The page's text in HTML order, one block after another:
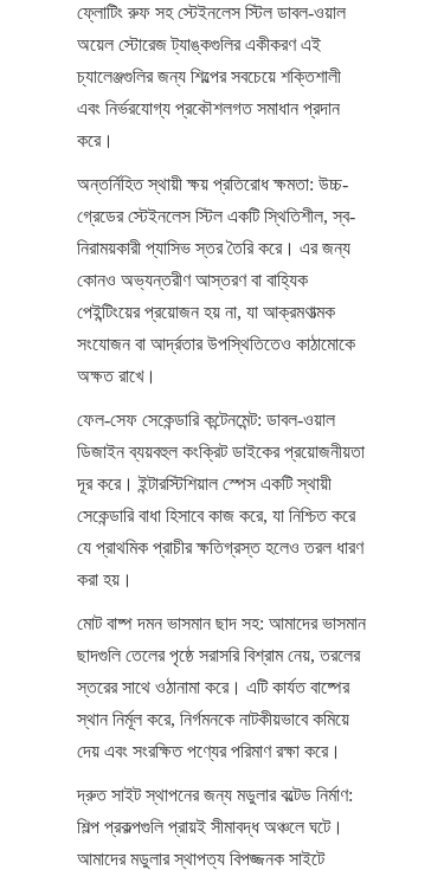
ফ্লোটিং রুফ সহ স্টেইনলেস স্টিল ডাবল-ওয়াল
অয়েল স্টোরেজ ট্যাঙ্কগুলির একীকরণ এই
চ্যালেঞ্জগুলির জন্য শিল্পের সবচেয়ে শক্তিশালী
এবং নির্ভরযোগ্য প্রকৌশলগত সমাধান প্রদান
করে।
অন্তর্নিহিত স্থায়ী ক্ষয় প্রতিরোধ ক্ষমতা: উচ্চ-
গ্রেডের স্টেইনলেস স্টিল একটি স্থিতিশীল, স্ব-
নিরাময়কারী প্যাসিভ স্তর তৈরি করে। এর জন্য
কোনও অভ্যন্তরীণ আস্তরণ বা বাহ্যিক
পেইন্টিংয়ের প্রয়োজন হয় না, যা আক্রমণাত্মক
সংযোজন বা আর্দ্রতার উপস্থিতিতেও কাঠামোকে
অক্ষত রাখে।
ফেল-সেফ সেকেন্ডারি কন্টেনমেন্ট: ডাবল-ওয়াল
ডিজাইন ব্যয়বহুল কংক্রিট ডাইকের প্রয়োজনীয়তা
দূর করে। ইন্টারস্টিশিয়াল স্পেস একটি স্থায়ী
সেকেন্ডারি বাধা হিসাবে কাজ করে, যা নিশ্চিত করে
যে প্রাথমিক প্রাচীর ক্ষতিগ্রস্ত হলেও তরল ধারণ
করা হয়।
মোট বাষ্প দমন ভাসমান ছাদ সহ: আমাদের ভাসমান
ছাদগুলি তেলের পৃষ্ঠে সরাসরি বিশ্রাম নেয়, তরলের
স্তরের সাথে ওঠানামা করে। এটি কার্যত বাষ্পের
স্থান নির্মূল করে, নির্গমনকে নাটকীয়ভাবে কমিয়ে
দেয় এবং সংরক্ষিত পণ্যের পরিমাণ রক্ষা করে।
দ্রুত সাইট স্থাপনের জন্য মডুলার বল্টেড নির্মাণ:
শিল্প প্রকল্পগুলি প্রায়ই সীমাবদ্ধ অঞ্চলে ঘটে।
আমাদের মডুলার স্থাপত্য বিপজ্জনক সাইটে